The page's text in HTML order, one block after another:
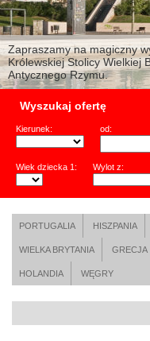
Zapraszamy na magiczny
Królewskiej Stolicy Wielkiej
Antycznego Rzymu.
Wyszukaj ofertę
Kierunek: od:
Wiek dziecka 1: Wylot z:
PORTUGALIA HISZPANIA
WIELKA BRYTANIA GRECJA
HOLANDIA WĘGRY